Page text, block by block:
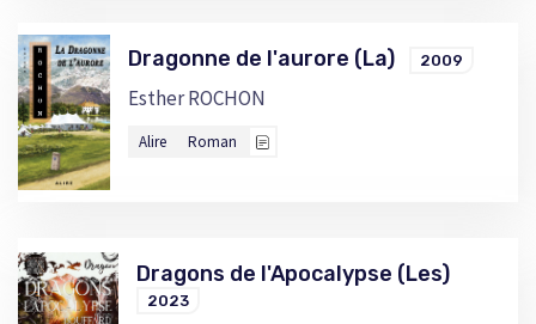
Dragonne de l'aurore (La) 2009
Esther ROCHON
Alire Roman
Dragons de l'Apocalypse (Les)
2023